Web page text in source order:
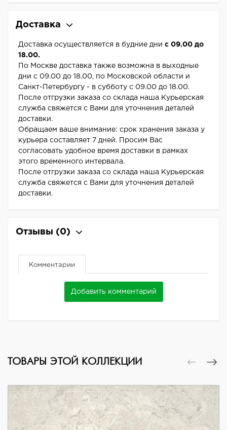
Доставка
Доставка осуществляется в будние дни с 09.00 до
18.00.
По Москве доставка также возможна в выходные
дни с 09.00 до 18.00, по Московской области и
Санкт-Петербургу - в субботу с 09.00 до 18.00.
После отгрузки заказа со склада наша Курьерская
служба свяжется с Вами для уточнения деталей
доставки.
Обращаем ваше внимание: срок хранения заказа у
курьера составляет 7 дней. Просим Вас
согласовать удобное время доставки в рамках
этого временного интервала.
После отгрузки заказа со склада наша Курьерская
служба свяжется с Вами для уточнения деталей
доставки.
Отзывы (0)
Комментарии
Добавить комментарий
ТОВАРЫ ЭТОЙ КОЛЛЕКЦИИ